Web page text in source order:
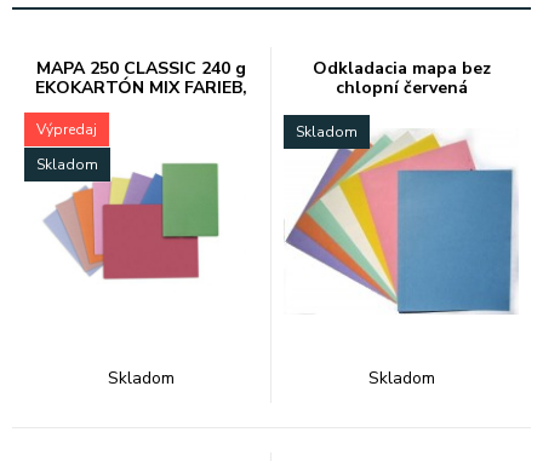
MAPA 250 CLASSIC 240 g
EKOKARTÓN MIX FARIEB,
Výpredaj
Skladom
Skladom
Odkladacia mapa bez
chlopní červená
Skladom
Skladom